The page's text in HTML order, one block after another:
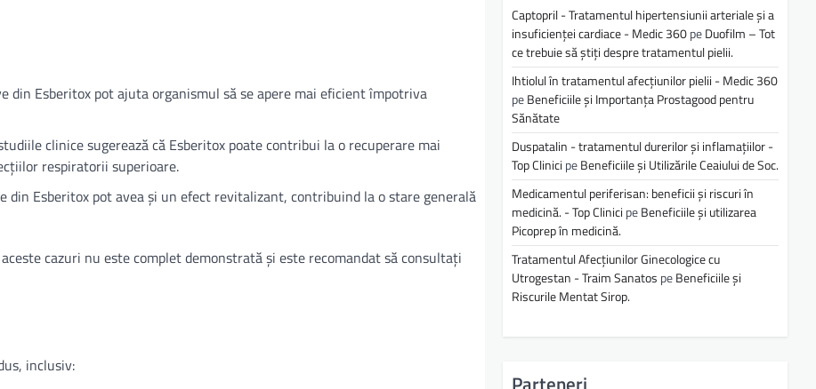
din Esberitox pot ajuta organismul să se apere mai eficient împotriva
clinice sugerează că Esberitox poate contribui la o recuperare mai
respiratorii superioare.
din Esberitox pot avea și un efect revitalizant, contribuind la o stare generală
cazuri nu este complet demonstrată și este recomandat să consultați
inclusiv:
Captopril - Tratamentul hipertensiunii arteriale și a
insuficienței cardiace - Medic 360peDuofilm – Tot
ce trebuie să știți despre tratamentul pielii.
Ihtiolul în tratamentul afecțiunilor pielii - Medic 360
peBeneficiile și Importanța Prostagood pentru
Sănătate
Duspatalin - tratamentul durerilor și inflamațiilor -
Top Clinici peBeneficiile și Utilizările Ceaiului de Soc.
Medicamentul periferisan: beneficii și riscuri în
medicină. - Top Clinici peBeneficiile și utilizarea
Picoprep în medicină.
Tratamentul Afecțiunilor Ginecologice cu
Utrogestan - Traim Sanatos peBeneficiile și
Riscurile Mentat Sirop.